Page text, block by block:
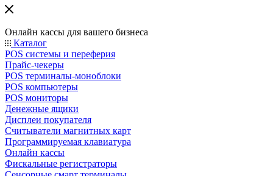
Онлайн кассы для вашего бизнеса
Каталог
POS системы и переферия
Прайс-чекеры
POS терминалы-моноблоки
POS компьютеры
POS мониторы
Денежные ящики
Дисплеи покупателя
Считыватели магнитных карт
Программируемая клавиатура
Онлайн кассы
Фискальные регистраторы